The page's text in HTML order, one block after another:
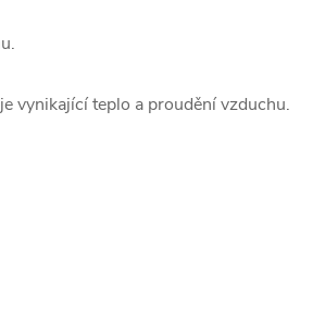
vynikající teplo a proudění vzduchu.